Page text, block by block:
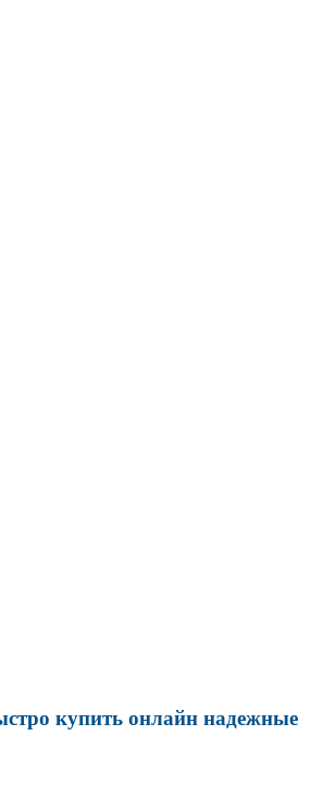
купить онлайн надежные